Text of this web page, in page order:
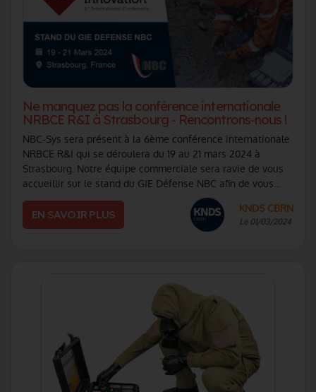
Ne manquez pas la conférence internationale
NRBCE R&I à Strasbourg - Rencontrons-nous !
NBC-Sys sera présent à la 6ème conférence internationale
NRBCE R&I qui se déroulera du 19 au 21 mars 2024 à
Strasbourg. Notre équipe commerciale sera ravie de vous
accueillir sur le stand du GIE Défense NBC afin de vous
présenter notre expertise dans (...)
EN SAVOIR PLUS KNDS CBRN
Le 01/03/2024